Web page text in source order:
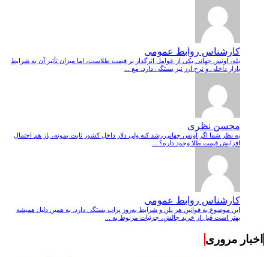
کارشناس روابط عمومی
بله، اونس جهانی یکی از عوامل اثرگذار بر قیمت طلاست، اما میزان تأثیر آن به شرایط
بازار داخلی و نرخ ارز نیز بستگی دارد. مع ...
محسن نظری
به نظر شما اگر اونس جهانی رشد کنه ولی دلار داخل کشور ثابت بمونه، باز هم احتمال
افزایش قیمت طلا وجود داره؟ ...
کارشناس روابط عمومی
این موضوع به قوانین هر پلن و شرایط به‌روز پراپ بستگی دارد. به همین دلیل همیشه
بهتر است قبل از خرید چالش، جزئیات مربوط به ...
اخبار مروری